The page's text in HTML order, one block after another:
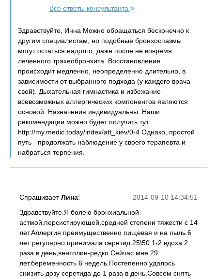
Все ответы консультанта
Здравствуйте, Инна Можно обращаться бесконечно к
другим специалистам, но подобные бронхоспазмы
могут остаться надолго, даже после не вовремя
леченного трахеобронхита. Восстановление
происходит медленно, неопределенно длительно, в
зависимости от выбранного подхода (у каждого врача
свой). Дыхательная гимнастика и избежание
всевозможных аллергических компонентов являются
основой. Назначения индивидуальны. Наши
рекомендации можно будет получить тут:
http://my.medic.today/index/att_kiev/0-4 Однако, простой
путь - продолжать наблюдение у своего терапевта и
набраться терпения.
2014-09-10 14:34:51
СпрашиваетЛина:
Здравствуйте.Я болею бронхиальной
астмой,персистирующей,средней степени тяжести с 14
лет.Аллергия преимущественно пищевая и на пыль.6
лет регулярно принимала серетид 25\50 1-2 вдоха 2
раза в день,вентолин-редко.Сейчас мне 29
лет,беременность 6 недель.Постепенно удалось
снизить дозу серетида до 1 раза в день.Совсем снять